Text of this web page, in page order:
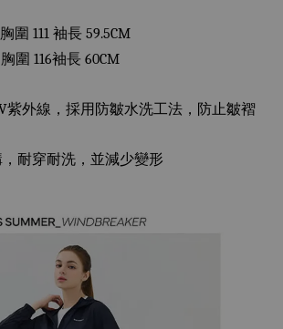
胸圍 111 袖長 59.5CM
胸圍 116袖長 60CM
紫外線，採用防皺水洗工法，防止皺褶
耐穿耐洗，並減少變形